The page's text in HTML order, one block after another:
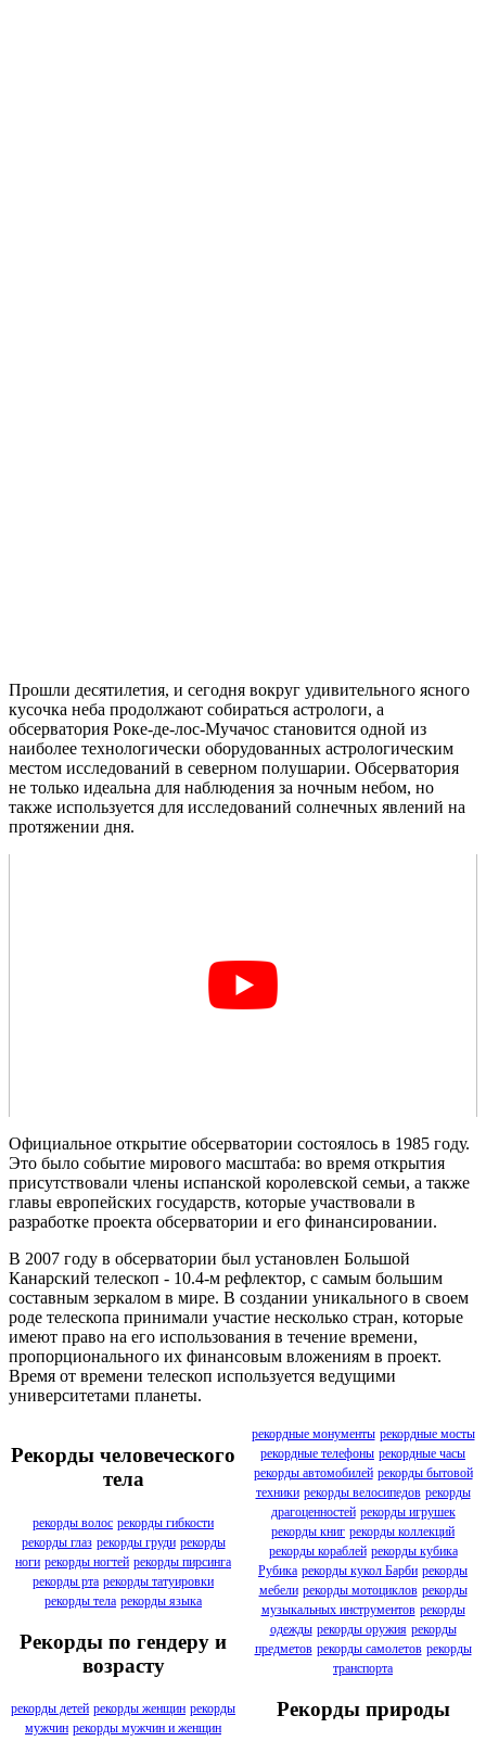
Прошли десятилетия, и сегодня вокруг удивительного ясного
кусочка неба продолжают собираться астрологи, а
обсерватория Роке-де-лос-Мучачос становится одной из
наиболее технологически оборудованных астрологическим
местом исследований в северном полушарии. Обсерватория
не только идеальна для наблюдения за ночным небом, но
также используется для исследований солнечных явлений на
протяжении дня.
Официальное открытие обсерватории состоялось в 1985 году.
Это было событие мирового масштаба: во время открытия
присутствовали члены испанской королевской семьи, а также
главы европейских государств, которые участвовали в
разработке проекта обсерватории и его финансировании.
В 2007 году в обсерватории был установлен Большой
Канарский телескоп - 10.4-м рефлектор, с самым большим
составным зеркалом в мире. В создании уникального в своем
роде телескопа принимали участие несколько стран, которые
имеют право на его использования в течение времени,
пропорционального их финансовым вложениям в проект.
Время от времени телескоп используется ведущими
университетами планеты.
Рекорды человеческого
тела
рекорды волос рекорды гибкости
рекорды глаз рекорды груди рекорды
ноги рекорды ногтей рекорды пирсинга
рекорды рта рекорды татуировки
рекорды тела рекорды языка
Рекорды по гендеру и
возрасту
рекорды детей рекорды женщин рекорды
мужчин рекорды мужчин и женщин
рекордные монументы рекордные мосты
рекордные телефоны рекордные часы
рекорды автомобилей рекорды бытовой
техники рекорды велосипедов рекорды
драгоценностей рекорды игрушек
рекорды книг рекорды коллекций
рекорды кораблей рекорды кубика
Рубика рекорды кукол Барби рекорды
мебели рекорды мотоциклов рекорды
музыкальных инструментов рекорды
одежды рекорды оружия рекорды
предметов рекорды самолетов рекорды
транспорта
Рекорды природы